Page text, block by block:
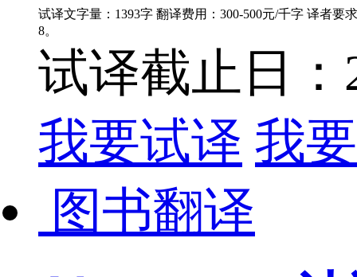
试译文字量：1393字 翻译费用：300-500元/千字 译者要
8。
试译截止日：
我要试译 我
图书翻译